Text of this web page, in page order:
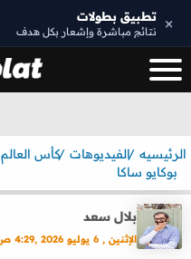
× تطبيق بطولات
نتائج مباشرة وإشعار بكل هدف
الرئيسيه الفيديوهات كأس العالم 2026
بوكايو ساكا
بلال سعد
الإثنين , 6 يوليو 2026 ,4:29 ص